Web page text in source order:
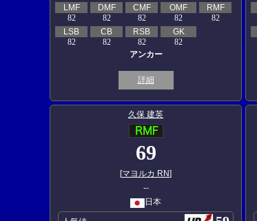
LMF
82
DMF
82
CMF
82
OMF
82
RMF
82
LSB
82
CB
82
RSB
82
GK
82
アンカー
詳細
久保 建英
69
[マヨルカ RN]
--
日本